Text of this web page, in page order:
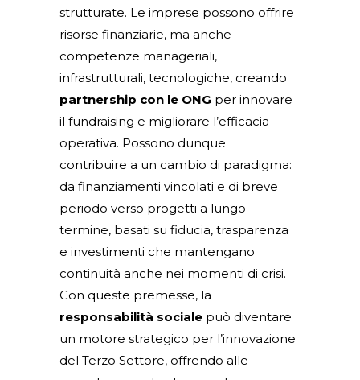
strutturate. Le imprese possono offrire
risorse finanziarie, ma anche
competenze manageriali,
infrastrutturali, tecnologiche, creando
partnership con le ONG per innovare
il fundraising e migliorare l’efficacia
operativa. Possono dunque
contribuire a un cambio di paradigma:
da finanziamenti vincolati e di breve
periodo verso progetti a lungo
termine, basati su fiducia, trasparenza
e investimenti che mantengano
continuità anche nei momenti di crisi.
Con queste premesse, la
responsabilità sociale può diventare
un motore strategico per l’innovazione
del Terzo Settore, offrendo alle